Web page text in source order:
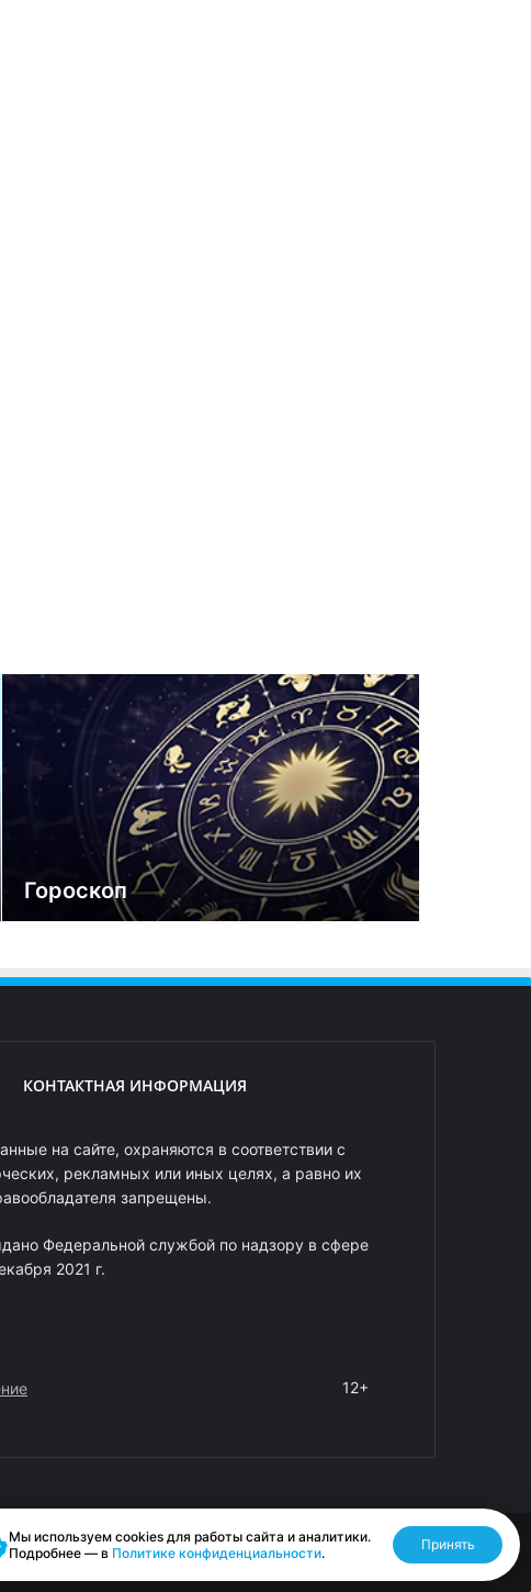
Гороскоп
КОНТАКТНАЯ ИНФОРМАЦИЯ
на сайте, охраняются в соответствии с
рекламных или иных целях, а равно их
запрещены.
Федеральной службой по надзору в сфере
2021 г.
12+
Разработано RASA
Мы используем cookies для работы сайта и аналитики.
Подробнее — в Политике конфиденциальности.
Принять